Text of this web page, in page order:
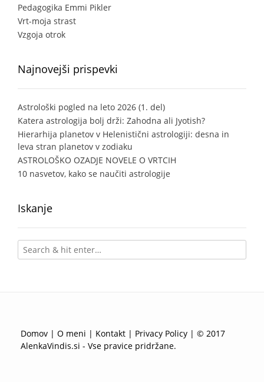
Pedagogika Emmi Pikler
Vrt-moja strast
Vzgoja otrok
Najnovejši prispevki
Astrološki pogled na leto 2026 (1. del)
Katera astrologija bolj drži: Zahodna ali Jyotish?
Hierarhija planetov v Helenistični astrologiji: desna in
leva stran planetov v zodiaku
ASTROLOŠKO OZADJE NOVELE O VRTCIH
10 nasvetov, kako se naučiti astrologije
Iskanje
Domov | O meni | Kontakt | Privacy Policy | © 2017
AlenkaVindis.si - Vse pravice pridržane.